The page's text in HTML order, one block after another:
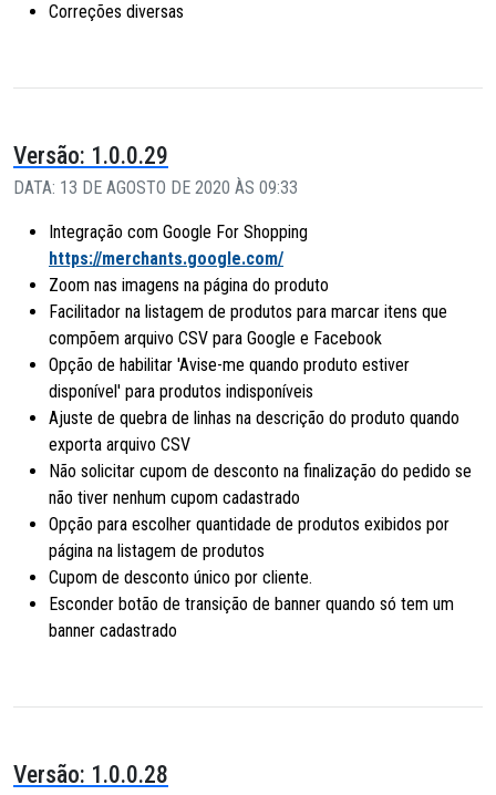
Correções diversas
Versão: 1.0.0.29
DATA: 13 DE AGOSTO DE 2020 ÀS 09:33
Integração com Google For Shopping
https://merchants.google.com/
Zoom nas imagens na página do produto
Facilitador na listagem de produtos para marcar itens que
compõem arquivo CSV para Google e Facebook
Opção de habilitar 'Avise-me quando produto estiver
disponível' para produtos indisponíveis
Ajuste de quebra de linhas na descrição do produto quando
exporta arquivo CSV
Não solicitar cupom de desconto na finalização do pedido se
não tiver nenhum cupom cadastrado
Opção para escolher quantidade de produtos exibidos por
página na listagem de produtos
Cupom de desconto único por cliente.
Esconder botão de transição de banner quando só tem um
banner cadastrado
Versão: 1.0.0.28